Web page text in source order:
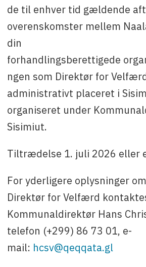
de til enhver tid gældende
overenskomster mellem
din
forhandlingsberettigede
ngen som Direktør for
administrativt placeret i
organiseret under
Sisimiut.
Tiltrædelse 1. juli 2026 eller
For yderligere oplysninger
Direktør for Velfærd
Kommunaldirektør Hans
telefon (+299) 86 73 01, e-
mail: hcsv@qeqqata.gl